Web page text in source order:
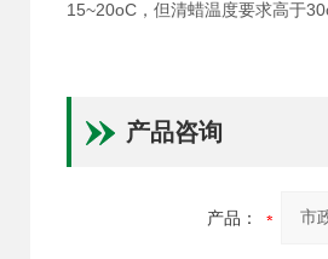
15~20oC，但清蜡温度要求高于
产品咨询
产品：